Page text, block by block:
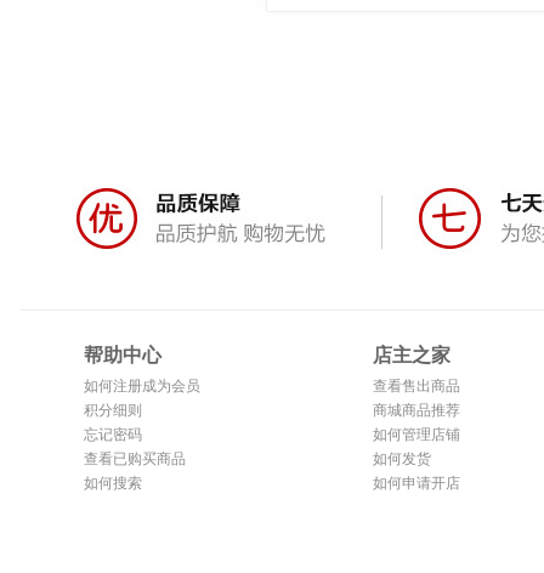
帮助中心
如何注册成为会员
积分细则
忘记密码
查看已购买商品
如何搜索
店主之家
查看售出商品
商城商品推荐
如何管理店铺
如何发货
如何申请开店